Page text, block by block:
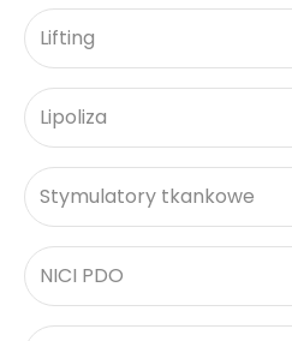
Lifting
Lipoliza
Stymulatory tkankowe
NICI PDO